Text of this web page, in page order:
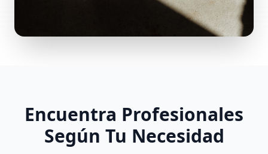
Encuentra Profesionales
Según Tu Necesidad